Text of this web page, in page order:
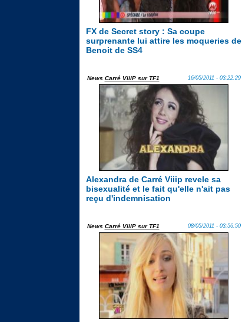
FX de Secret story : Sa coupe
surprenante lui attire les moqueries de
Benoit de SS4
News Carré ViiiP sur TF1 16/05/2011 - 03:22:29
Alexandra de Carré Viiip revele sa
bisexualité et le fait qu'elle n'ait pas
reçu d'indemnisation
News Carré ViiiP sur TF1 08/05/2011 - 03:56:50